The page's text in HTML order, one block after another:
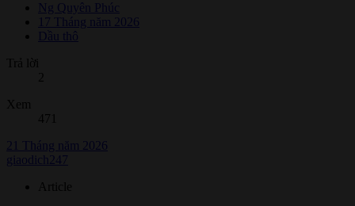
Ng Quyên Phúc
17 Tháng năm 2026
Dầu thô
Trả lời
Xem
471
21 Tháng năm 2026
giaodich247
Article